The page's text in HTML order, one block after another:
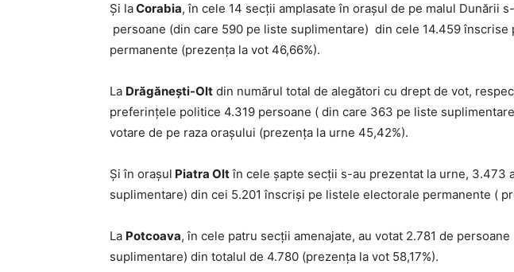
Și laCorabia, în cele 14 secții amplasate în orașul de pe malul Dunării
persoane (din care 590 pe liste suplimentare) din cele 14.459 înscrise
permanente (prezența la vot 46,66%).
La Drăgănești-Olt din numărul total de alegători cu drept de vot,
preferințele politice 4.319 persoane ( din care 363 pe liste
votare de pe raza orașului (prezența la urne 45,42%).
Și în orașul Piatra Oltîn cele șapte secții s-au prezentat la urne, 3.473
suplimentare) din cei 5.201 înscriși pe listele electorale permanente (
La Potcoava, în cele patru secții amenajate, au votat 2.781 de persoane
suplimentare) din totalul de 4.780 (prezența la vot 58,17%).